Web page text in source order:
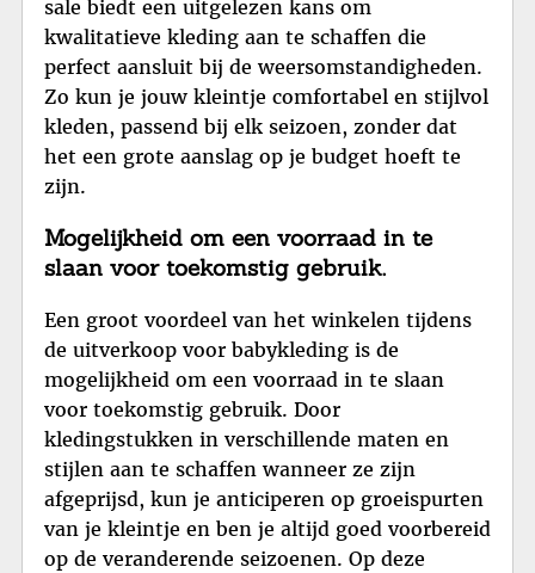
sale biedt een uitgelezen kans om
kwalitatieve kleding aan te schaffen die
perfect aansluit bij de weersomstandigheden.
Zo kun je jouw kleintje comfortabel en stijlvol
kleden, passend bij elk seizoen, zonder dat
het een grote aanslag op je budget hoeft te
zijn.
Mogelijkheid om een voorraad in te
slaan voor toekomstig gebruik.
Een groot voordeel van het winkelen tijdens
de uitverkoop voor babykleding is de
mogelijkheid om een voorraad in te slaan
voor toekomstig gebruik. Door
kledingstukken in verschillende maten en
stijlen aan te schaffen wanneer ze zijn
afgeprijsd, kun je anticiperen op groeispurten
van je kleintje en ben je altijd goed voorbereid
op de veranderende seizoenen. Op deze